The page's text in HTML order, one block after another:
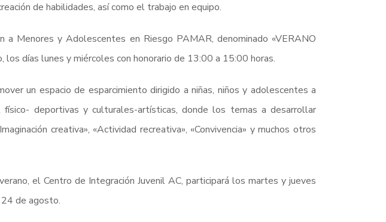
de habilidades, así como el trabajo en equipo.
a Menores y Adolescentes en Riesgo PAMAR, denominado «VERANO
días lunes y miércoles con honorario de 13:00 a 15:00 horas.
un espacio de esparcimiento dirigido a niñas, niños y adolescentes a
físico- deportivas y culturales-artísticas, donde los temas a desarrollar
creativa», «Actividad recreativa», «Convivencia» y muchos otros
el Centro de Integración Juvenil AC, participará los martes y jueves
de agosto.